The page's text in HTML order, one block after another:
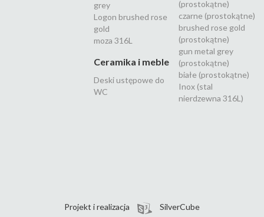
grey
Logon brushed rose
gold
moza 316L
Ceramika i meble
Deski ustępowe do
WC
(prostokątne)
czarne (prostokątne)
brushed rose gold
(prostokątne)
gun metal grey
(prostokątne)
białe (prostokątne)
Inox (stal
nierdzewna 316L)
Projekt i realizacja SilverCube